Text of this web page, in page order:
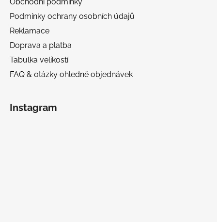
Podmínky ochrany osobních údajů
Reklamace
Doprava a platba
Tabulka velikostí
FAQ & otázky ohledně objednávek
Instagram